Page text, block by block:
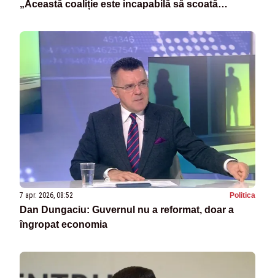
„Această coaliție este incapabilă să scoată
7 apr. 2026, 08:52 Politica
Dan Dungaciu: Guvernul nu a reformat, doar a
îngropat economia